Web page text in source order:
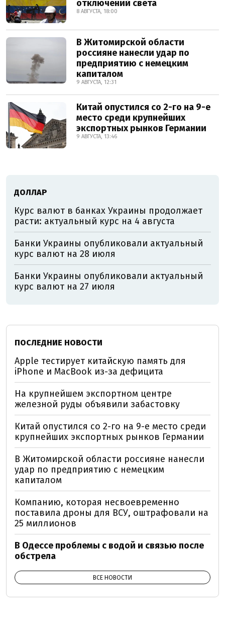
отключений света
8 АВГУСТА, 18:00
В Житомирской области
россияне нанесли удар по
предприятию с немецким
капиталом
9 АВГУСТА, 12:31
Китай опустился со 2-го на 9-е
место среди крупнейших
экспортных рынков Германии
9 АВГУСТА, 13:46
ДОЛЛАР
Курс валют в банках Украины продолжает
расти: актуальный курс на 4 августа
Банки Украины опубликовали актуальный
курс валют на 28 июля
Банки Украины опубликовали актуальный
курс валют на 27 июля
ПОСЛЕДНИЕ НОВОСТИ
Apple тестирует китайскую память для
iPhone и MacBook из-за дефицита
На крупнейшем экспортном центре
железной руды объявили забастовку
Китай опустился со 2-го на 9-е место среди
крупнейших экспортных рынков Германии
В Житомирской области россияне нанесли
удар по предприятию с немецким
капиталом
Компанию, которая несвоевременно
поставила дроны для ВСУ, оштрафовали на
25 миллионов
В Одессе проблемы с водой и связью после
обстрела
ВСЕ НОВОСТИ